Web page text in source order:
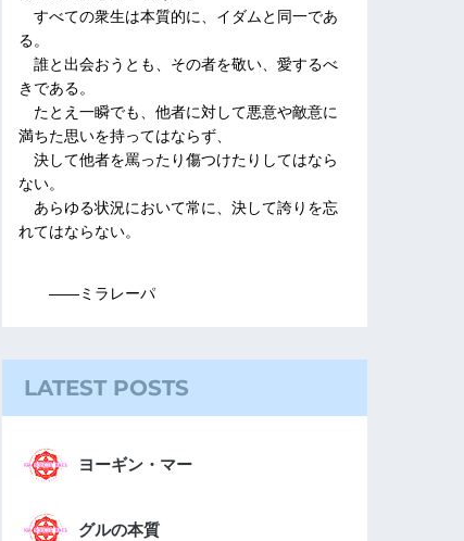
すべての衆生は本質的に、イダムと同一であ
る。
誰と出会おうとも、その者を敬い、愛するべ
きである。
たとえ一瞬でも、他者に対して悪意や敵意に
満ちた思いを持ってはならず、
決して他者を罵ったり傷つけたりしてはなら
ない。
あらゆる状況において常に、決して誇りを忘
れてはならない。
――ミラレーパ
LATEST POSTS
ヨーギン・マー
グルの本質